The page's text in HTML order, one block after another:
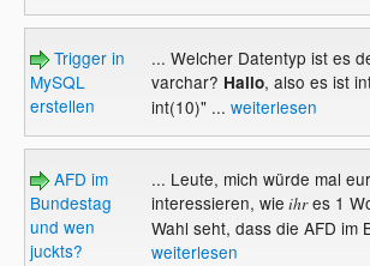
Trigger in
MySQL
erstellen
... Welcher Datentyp ist es
varchar? Hallo, also es ist
int(10)" ... weiterlesen
AFD im
Bundestag
und wen
juckts?
... Leute, mich würde mal
interessieren, wie ihres 1
Wahl seht, dass die AFD im
weiterlesen